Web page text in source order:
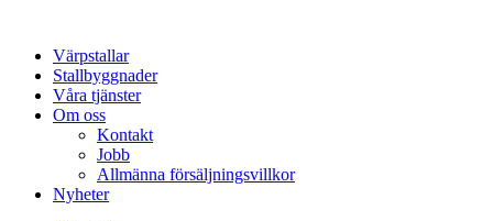
innehållVärpstallar
Stallbyggnader
Våra tjänster
Om oss
Kontakt
Jobb
Allmänna försäljningsvillkor
Nyheter